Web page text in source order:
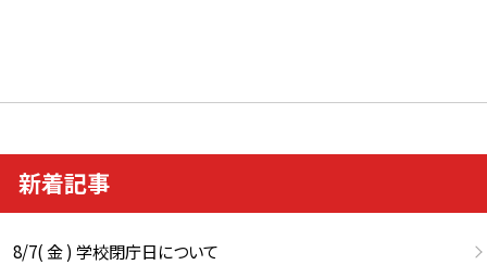
新着記事
8/7( 金 ) 学校閉庁日について